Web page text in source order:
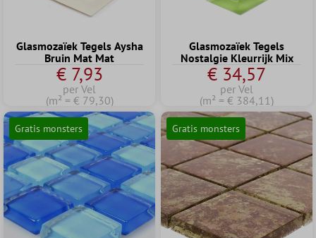
Glasmozaïek Tegels Aysha
Bruin Mat Mat
€ 7,93
per Vel
(m² = € 79,30)
Glasmozaïek Tegels
Nostalgie Kleurrijk Mix
€ 34,57
per Vel
(m² = € 384,11)
Gratis monsters Gratis monsters